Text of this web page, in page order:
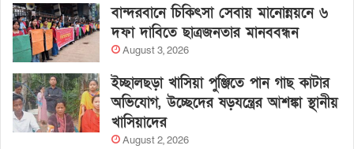
বান্দরবানে চিকিৎসা সেবায় মানোন্নয়নে ৬
দফা দাবিতে ছাত্রজনতার মানববন্ধন
August 3, 2026
ইচ্ছালছড়া খাসিয়া পুঞ্জিতে পান গাছ কাটার
অভিযোগ, উচ্ছেদের ষড়যন্ত্রের আশঙ্কা স্থানীয়
খাসিয়াদের
August 2, 2026